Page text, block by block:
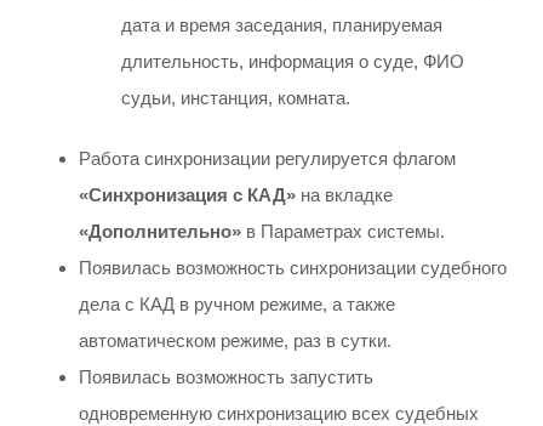
дата и время заседания, планируемая
длительность, информация о суде, ФИО
судьи, инстанция, комната.
Работа синхронизации регулируется флагом
«Синхронизация с КАД» на вкладке
«Дополнительно» в Параметрах системы.
Появилась возможность синхронизации судебного
дела с КАД в ручном режиме, а также
автоматическом режиме, раз в сутки.
Появилась возможность запустить
одновременную синхронизацию всех судебных